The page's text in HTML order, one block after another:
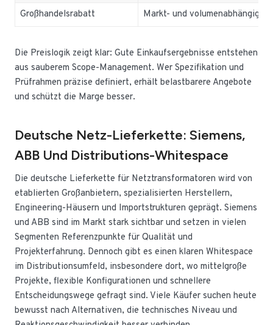
Großhandelsrabatt Markt- und volumenabhängig
Die Preislogik zeigt klar: Gute Einkaufsergebnisse entstehen
aus sauberem Scope-Management. Wer Spezifikation und
Prüfrahmen präzise definiert, erhält belastbarere Angebote
und schützt die Marge besser.
Deutsche Netz-Lieferkette: Siemens,
ABB Und Distributions-Whitespace
Die deutsche Lieferkette für Netztransformatoren wird von
etablierten Großanbietern, spezialisierten Herstellern,
Engineering-Häusern und Importstrukturen geprägt. Siemens
und ABB sind im Markt stark sichtbar und setzen in vielen
Segmenten Referenzpunkte für Qualität und
Projekterfahrung. Dennoch gibt es einen klaren Whitespace
im Distributionsumfeld, insbesondere dort, wo mittelgroße
Projekte, flexible Konfigurationen und schnellere
Entscheidungswege gefragt sind. Viele Käufer suchen heute
bewusst nach Alternativen, die technisches Niveau und